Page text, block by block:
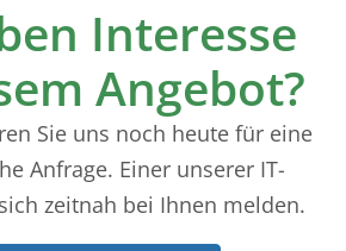
Interesse
Angebot?
Sie uns noch heute für eine
Anfrage. Einer unserer IT-
zeitnah bei Ihnen melden.